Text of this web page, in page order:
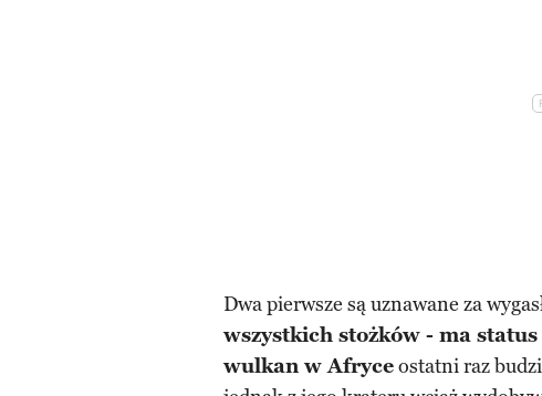
Dwa pierwsze są uznawane za
wszystkich stożków - ma
wulkan w Afryceostatni raz